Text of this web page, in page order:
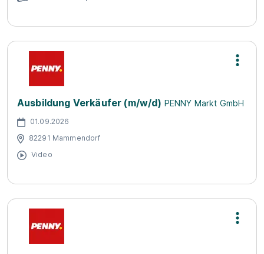
Ausbildung Verkäufer (m/w/d) PENNY Markt GmbH
01.09.2026
82291 Mammendorf
Video